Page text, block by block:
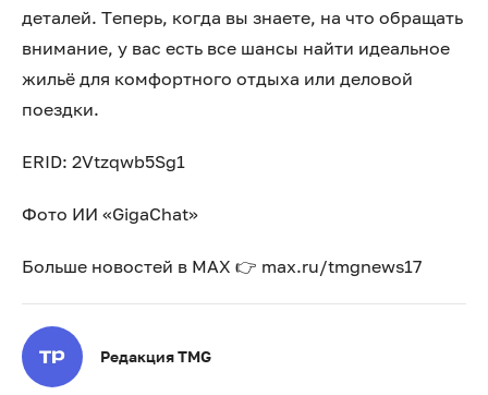
деталей. Теперь, когда вы знаете, на что обращать
внимание, у вас есть все шансы найти идеальное
жильё для комфортного отдыха или деловой
поездки.
ERID: 2Vtzqwb5Sg1
Фото ИИ «GigaChat»
Больше новостей в МАХ 👉 max.ru/tmgnews17
Редакция TMG